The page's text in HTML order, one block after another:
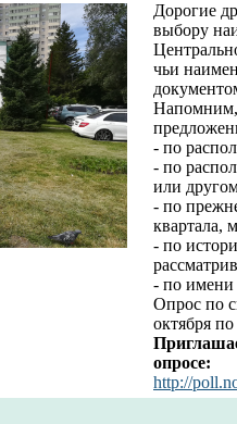
Дорогие
выбору
чьи
Напомним,
- по
- по
или
- по
квартала,
- по
- по имени
Опрос по
октября
опросе:
http://